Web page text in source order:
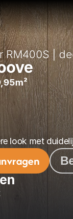
RM400S |
m²
look met